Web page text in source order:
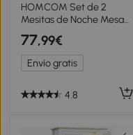
HOMCOM Set de 2
Mesitas de Noche Mesa
Auxiliar Mesillas de Noche
con Cajón y Estante de
Almacenamiento para
Dormitorio Salón Cama
50x39x51 cm Blanco y
77,99€
Envío gratis
4.8